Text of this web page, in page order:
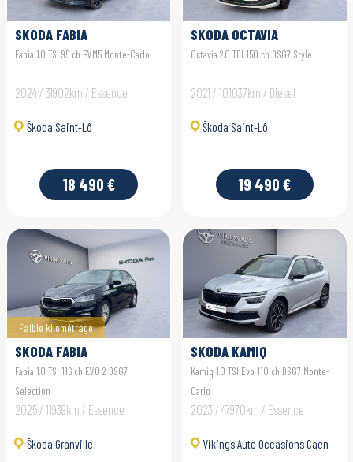
SKODA FABIA
Fabia 1.0 TSI 95 ch BVM5 Monte-Carlo
2024 / 31902km / Essence
Škoda Saint-Lô
18 490 €
SKODA OCTAVIA
Octavia 2.0 TDI 150 ch DSG7 Style
2021 / 101037km / Diesel
Škoda Saint-Lô
19 490 €
Faible kilométrage
SKODA FABIA
Fabia 1.0 TSI 116 ch EVO 2 DSG7
Selection
2025 / 11939km / Essence
Škoda Granville
SKODA KAMIQ
Kamiq 1.0 TSI Evo 110 ch DSG7 Monte-
Carlo
2023 / 47970km / Essence
Vikings Auto Occasions Caen